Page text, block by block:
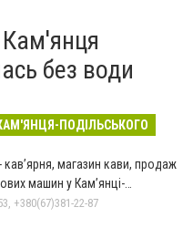
без води
ПОДІЛЬСЬКОГО
магазин кави, продаж
машин у Кам’янці-
+380(67)381-22-87